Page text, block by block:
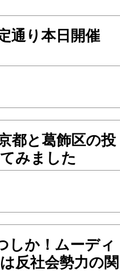
通り本日開催
都と葛飾区の投
みました
しか！ムーディ
反社会勢力の関